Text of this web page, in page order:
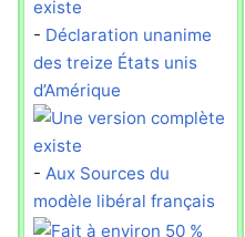
- Déclaration unanime
des treize États unis
d’Amérique
- Aux Sources du
modèle libéral français